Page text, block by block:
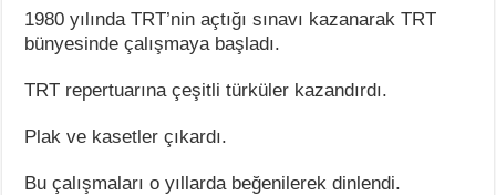
1980 yılında TRT’nin açtığı sınavı kazanarak TRT
bünyesinde çalışmaya başladı.
TRT repertuarına çeşitli türküler kazandırdı.
Plak ve kasetler çıkardı.
Bu çalışmaları o yıllarda beğenilerek dinlendi.